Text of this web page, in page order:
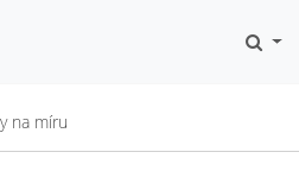
na míru